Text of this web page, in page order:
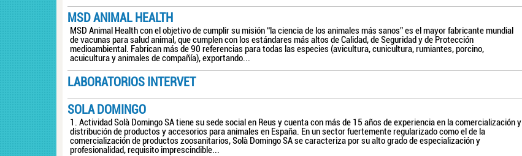
MSD ANIMAL HEALTH
MSD Animal Health con el objetivo de cumplir su misión “la ciencia de los animales más sanos” es el mayor fabricante mundial
de vacunas para salud animal, que cumplen con los estándares más altos de Calidad, de Seguridad y de Protección
medioambiental. Fabrican más de 90 referencias para todas las especies (avicultura, cunicultura, rumiantes, porcino,
acuicultura y animales de compañía), exportando...
LABORATORIOS INTERVET
SOLA DOMINGO
1. Actividad Solà Domingo SA tiene su sede social en Reus y cuenta con más de 15 años de experiencia en la comercialización y
distribución de productos y accesorios para animales en España. En un sector fuertemente regularizado como el de la
comercialización de productos zoosanitarios, Solà Domingo SA se caracteriza por su alto grado de especialización y
profesionalidad, requisito imprescindible...